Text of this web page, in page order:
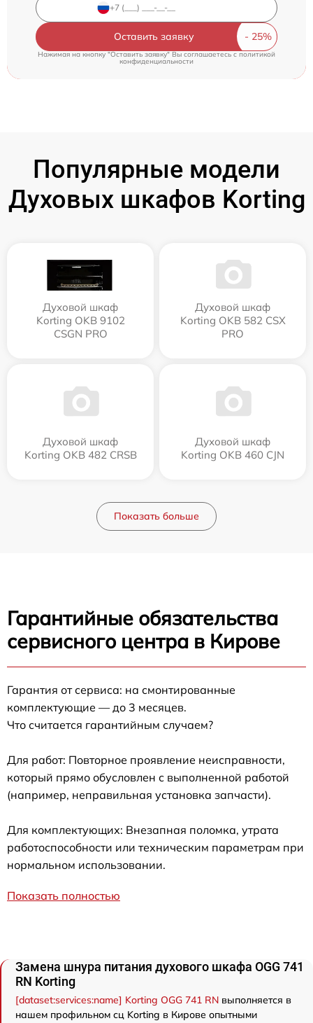
Оставить заявку
Нажимая на кнопку "Оставить заявку" Вы соглашаетесь cполитикой
конфиденциальности
Популярные модели
Духовых шкафов Korting
Духовой шкаф
Korting OKB 9102
CSGN PRO
Духовой шкаф
Korting OKB 582 CSX
PRO
Духовой шкаф
Korting OKB 482 CRSB
Духовой шкаф
Korting OKB 460 CJN
Показать больше
Гарантийные обязательства
сервисного центра в Кирове
Гарантия от сервиса: на смонтированные
комплектующие — до 3 месяцев.
Что считается гарантийным случаем?
Для работ: Повторное проявление неисправности,
который прямо обусловлен с выполненной работой
(например, неправильная установка запчасти).
Для комплектующих: Внезапная поломка, утрата
работоспособности или техническим параметрам при
нормальном использовании.
Показать полностью
Замена шнура питания духового шкафа OGG 741
RN Korting
[dataset:services:name] Korting OGG 741 RN выполняется в
нашем профильном сц Korting в Кирове опытными